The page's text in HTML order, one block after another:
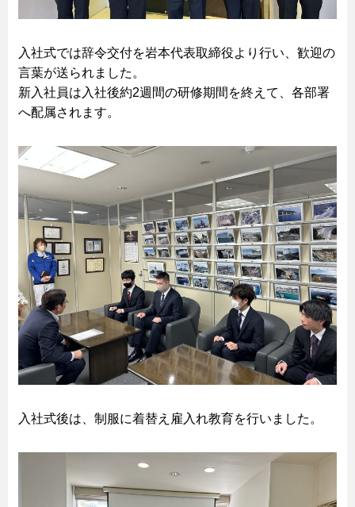
入社式では辞令交付を岩本代表取締役より行い、歓迎の
言葉が送られました。
新入社員は入社後約2週間の研修期間を終えて、各部署
へ配属されます。
入社式後は、制服に着替え雇入れ教育を行いました。